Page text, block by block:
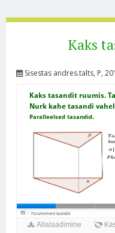
Kaks
Sisestas andres.talts, P,